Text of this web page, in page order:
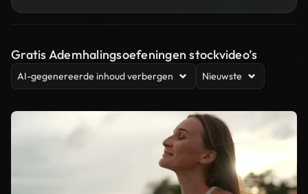
Gratis Ademhalingsoefeningen stockvideo’s
AI-gegenereerde inhoud verbergen Nieuwste